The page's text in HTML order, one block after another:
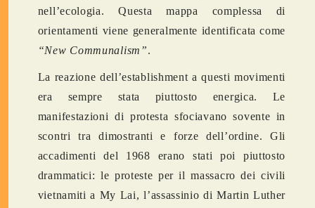
nell’ecologia. Questa mappa complessa di
orientamenti viene generalmente identificata come
“New Communalism”.
La reazione dell’establishment a questi movimenti
era sempre stata piuttosto energica. Le
manifestazioni di protesta sfociavano sovente in
scontri tra dimostranti e forze dell’ordine. Gli
accadimenti del 1968 erano stati poi piuttosto
drammatici: le proteste per il massacro dei civili
vietnamiti a My Lai, l’assassinio di Martin Luther